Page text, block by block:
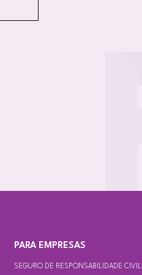
PARA EMPRESAS
SEGURO DE RESPONSABILIDADE CIVIL